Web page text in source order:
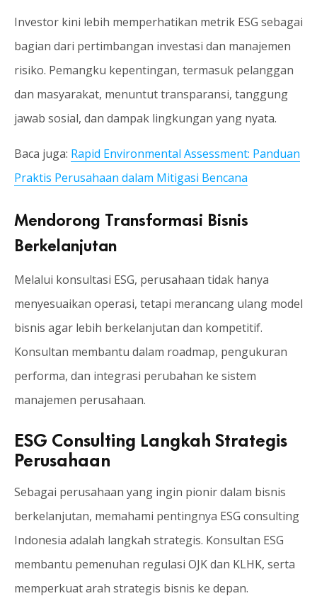
Investor kini lebih memperhatikan metrik ESG sebagai
bagian dari pertimbangan investasi dan manajemen
risiko. Pemangku kepentingan, termasuk pelanggan
dan masyarakat, menuntut transparansi, tanggung
jawab sosial, dan dampak lingkungan yang nyata.
Baca juga: Rapid Environmental Assessment: Panduan
Praktis Perusahaan dalam Mitigasi Bencana
Mendorong Transformasi Bisnis
Berkelanjutan
Melalui konsultasi ESG, perusahaan tidak hanya
menyesuaikan operasi, tetapi merancang ulang model
bisnis agar lebih berkelanjutan dan kompetitif.
Konsultan membantu dalam roadmap, pengukuran
performa, dan integrasi perubahan ke sistem
manajemen perusahaan.
ESG Consulting Langkah Strategis
Perusahaan
Sebagai perusahaan yang ingin pionir dalam bisnis
berkelanjutan, memahami pentingnya ESG consulting
Indonesia adalah langkah strategis. Konsultan ESG
membantu pemenuhan regulasi OJK dan KLHK, serta
memperkuat arah strategis bisnis ke depan.